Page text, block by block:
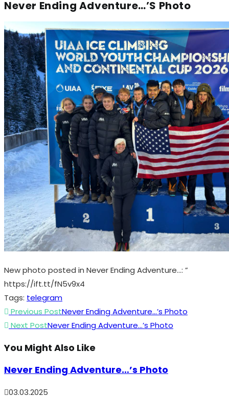
Never Ending Adventure…’s Photo
New photo posted in Never Ending Adventure…: ”
https://ift.tt/fN5v9x4
Tags: telegram
Read
more
Previous PostNever Ending Adventure…’s Photo
Next PostNever Ending Adventure…’s Photo
You Might Also Like
Never Ending Adventure…’s Photo
03.03.2025